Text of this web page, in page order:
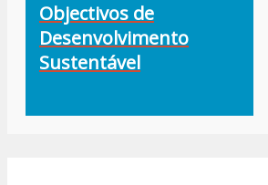
Objectivos de
Desenvolvimento
Sustentável